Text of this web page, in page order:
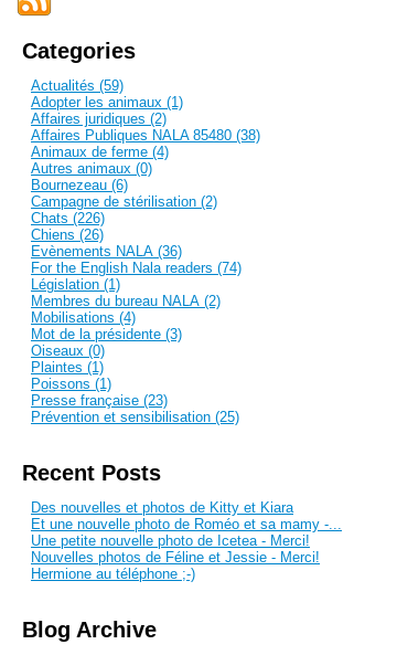
Categories
Actualités (59)
Adopter les animaux (1)
Affaires juridiques (2)
Affaires Publiques NALA 85480 (38)
Animaux de ferme (4)
Autres animaux (0)
Bournezeau (6)
Campagne de stérilisation (2)
Chats (226)
Chiens (26)
Evènements NALA (36)
For the English Nala readers (74)
Législation (1)
Membres du bureau NALA (2)
Mobilisations (4)
Mot de la présidente (3)
Oiseaux (0)
Plaintes (1)
Poissons (1)
Presse française (23)
Prévention et sensibilisation (25)
Recent Posts
Des nouvelles et photos de Kitty et Kiara
Et une nouvelle photo de Roméo et sa mamy -...
Une petite nouvelle photo de Icetea - Merci!
Nouvelles photos de Féline et Jessie - Merci!
Hermione au téléphone ;-)
Blog Archive